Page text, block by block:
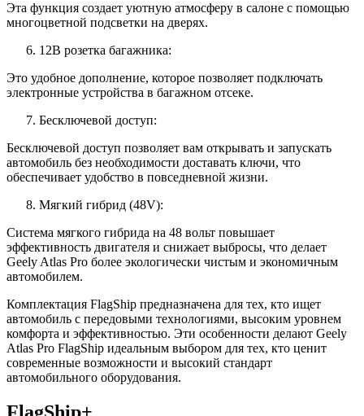
Эта функция создает уютную атмосферу в салоне с помощью
многоцветной подсветки на дверях.
12В розетка багажника:
Это удобное дополнение, которое позволяет подключать
электронные устройства в багажном отсеке.
Бесключевой доступ:
Бесключевой доступ позволяет вам открывать и запускать
автомобиль без необходимости доставать ключи, что
обеспечивает удобство в повседневной жизни.
Мягкий гибрид (48V):
Система мягкого гибрида на 48 вольт повышает
эффективность двигателя и снижает выбросы, что делает
Geely Atlas Pro более экологически чистым и экономичным
автомобилем.
Комплектация FlagShip предназначена для тех, кто ищет
автомобиль с передовыми технологиями, высоким уровнем
комфорта и эффективностью. Эти особенности делают Geely
Atlas Pro FlagShip идеальным выбором для тех, кто ценит
современные возможности и высокий стандарт
автомобильного оборудования.